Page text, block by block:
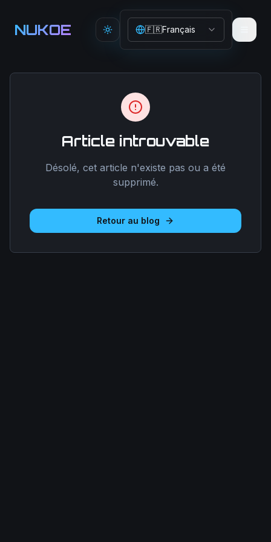
NUKOE Toggle theme
🇫🇷Français
Article introuvable
Désolé, cet article n'existe pas ou a été
supprimé.
Retour au blog